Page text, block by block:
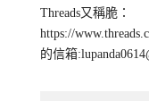
Threads又稱脆：
https://
的信箱: